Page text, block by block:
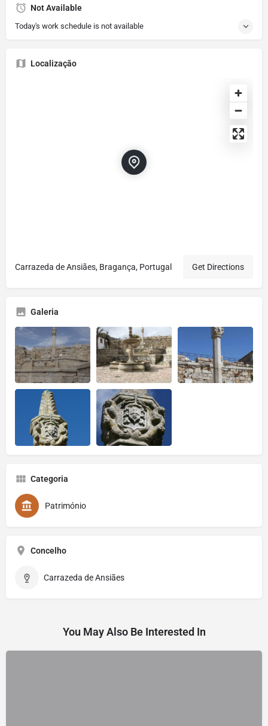
Not Available
Today's work schedule is not available
Localização
Carrazeda de Ansiães, Bragança, Portugal Get Directions
Galeria
Categoria
Património
Concelho
Carrazeda de Ansiães
You May Also Be Interested In